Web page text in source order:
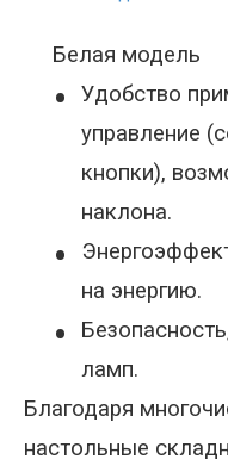
Белая модель
•
Удобство
управление
кнопки),
наклона.
•
на энергию.
•
ламп.
Благодаря
настольные